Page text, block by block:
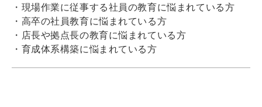
・現場作業に従事する社員の教育に悩まれている方
・高卒の社員教育に悩まれている方
・店長や拠点長の教育に悩まれている方
・育成体系構築に悩まれている方